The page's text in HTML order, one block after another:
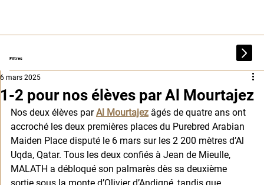
Filtres
1-2 pour nos élèves par Al Mourtajez
6 mars 2025
Nos deux élèves par Al Mourtajez âgés de quatre ans ont
accroché les deux premières places du Purebred Arabian
Maiden Place disputé le 6 mars sur les 2 200 mètres d’Al
Uqda, Qatar. Tous les deux confiés à Jean de Mieulle,
MALATH a débloqué son palmarès dès sa deuxième